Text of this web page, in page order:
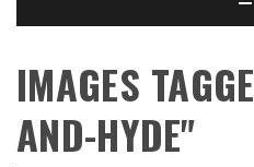
IMAGES
AND-HYDE"